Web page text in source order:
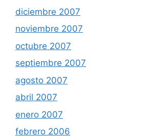
diciembre 2007
noviembre 2007
octubre 2007
septiembre 2007
agosto 2007
abril 2007
enero 2007
febrero 2006